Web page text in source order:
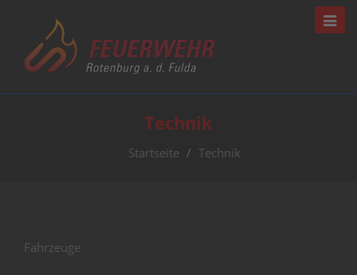
Technik
Startseite Technik
Fahrzeuge